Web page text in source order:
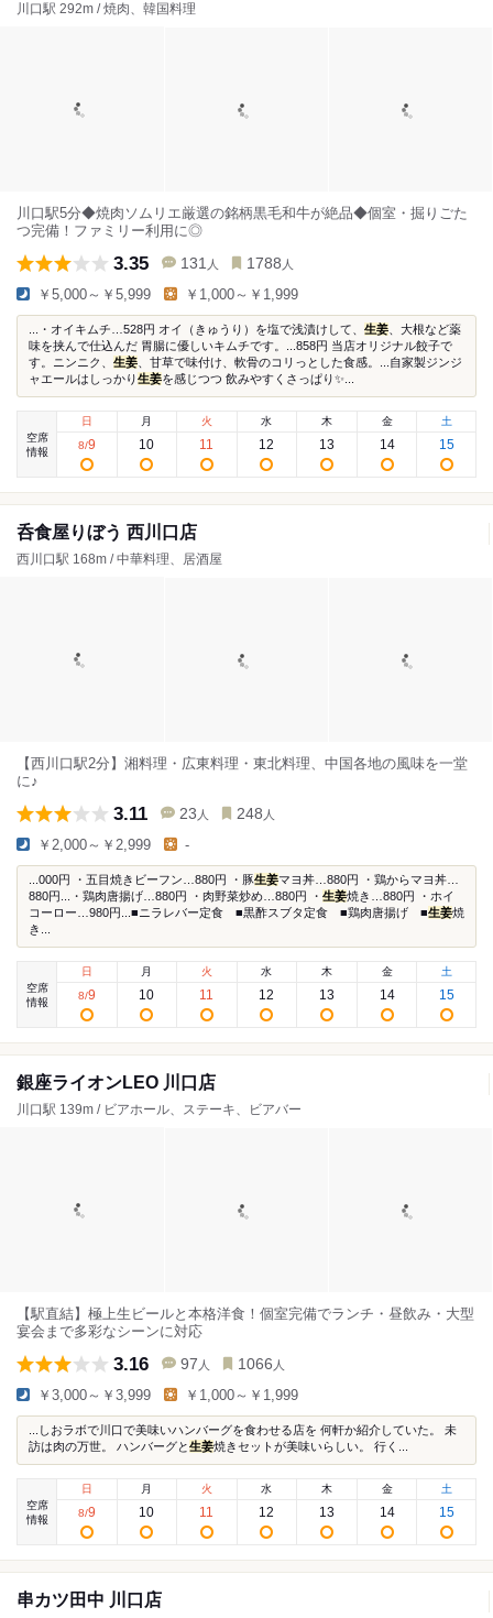
川口駅 292m / 焼肉、韓国料理
川口駅5分◆焼肉ソムリエ厳選の銘柄黒毛和牛が絶品◆個室・掘りごた
つ完備！ファミリー利用に◎
3.35 131 人 1788 人
￥5,000～￥5,999 ￥1,000～￥1,999
...・オイキムチ…528円 オイ（きゅうり）を塩で浅漬けして、 生姜 、大根など薬
味を挟んで仕込んだ 胃腸に優しいキムチです。...858円 当店オリジナル餃子で
す。ニンニク、 生姜 、甘草で味付け、軟骨のコリっとした食感。...自家製ジンジ
ャエールはしっかり生姜を感じつつ 飲みやすくさっぱり✨...
空席
情報
日
8/9
月
10
火
11
水
12
木
13
金
14
土
15
呑食屋りぼう 西川口店
西川口駅 168m / 中華料理、居酒屋
【西川口駅2分】湘料理・広東料理・東北料理、中国各地の風味を一堂
に♪
3.11 23 人 248 人
￥2,000～￥2,999 -
...000円 ・五目焼きビーフン…880円 ・豚生姜マヨ丼…880円 ・鶏からマヨ丼…
880円...・鶏肉唐揚げ…880円 ・肉野菜炒め…880円 ・ 生姜焼き…880円 ・ホイ
コーロー…980円...■ニラレバー定食 ■黒酢スブタ定食 ■鶏肉唐揚げ ■生姜焼
き...
空席
情報
日
8/9
月
10
火
11
水
12
木
13
金
14
土
15
銀座ライオンLEO 川口店
川口駅 139m / ビアホール、ステーキ、ビアバー
【駅直結】極上生ビールと本格洋食！個室完備でランチ・昼飲み・大型
宴会まで多彩なシーンに対応
3.16 97 人 1066 人
￥3,000～￥3,999 ￥1,000～￥1,999
...しおラボで川口で美味いハンバーグを食わせる店を 何軒か紹介していた。 未
訪は肉の万世。 ハンバーグと生姜焼きセットが美味いらしい。 行く...
空席
情報
日
8/9
月
10
火
11
水
12
木
13
金
14
土
15
串カツ田中 川口店